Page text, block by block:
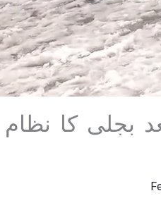
بجلی کا